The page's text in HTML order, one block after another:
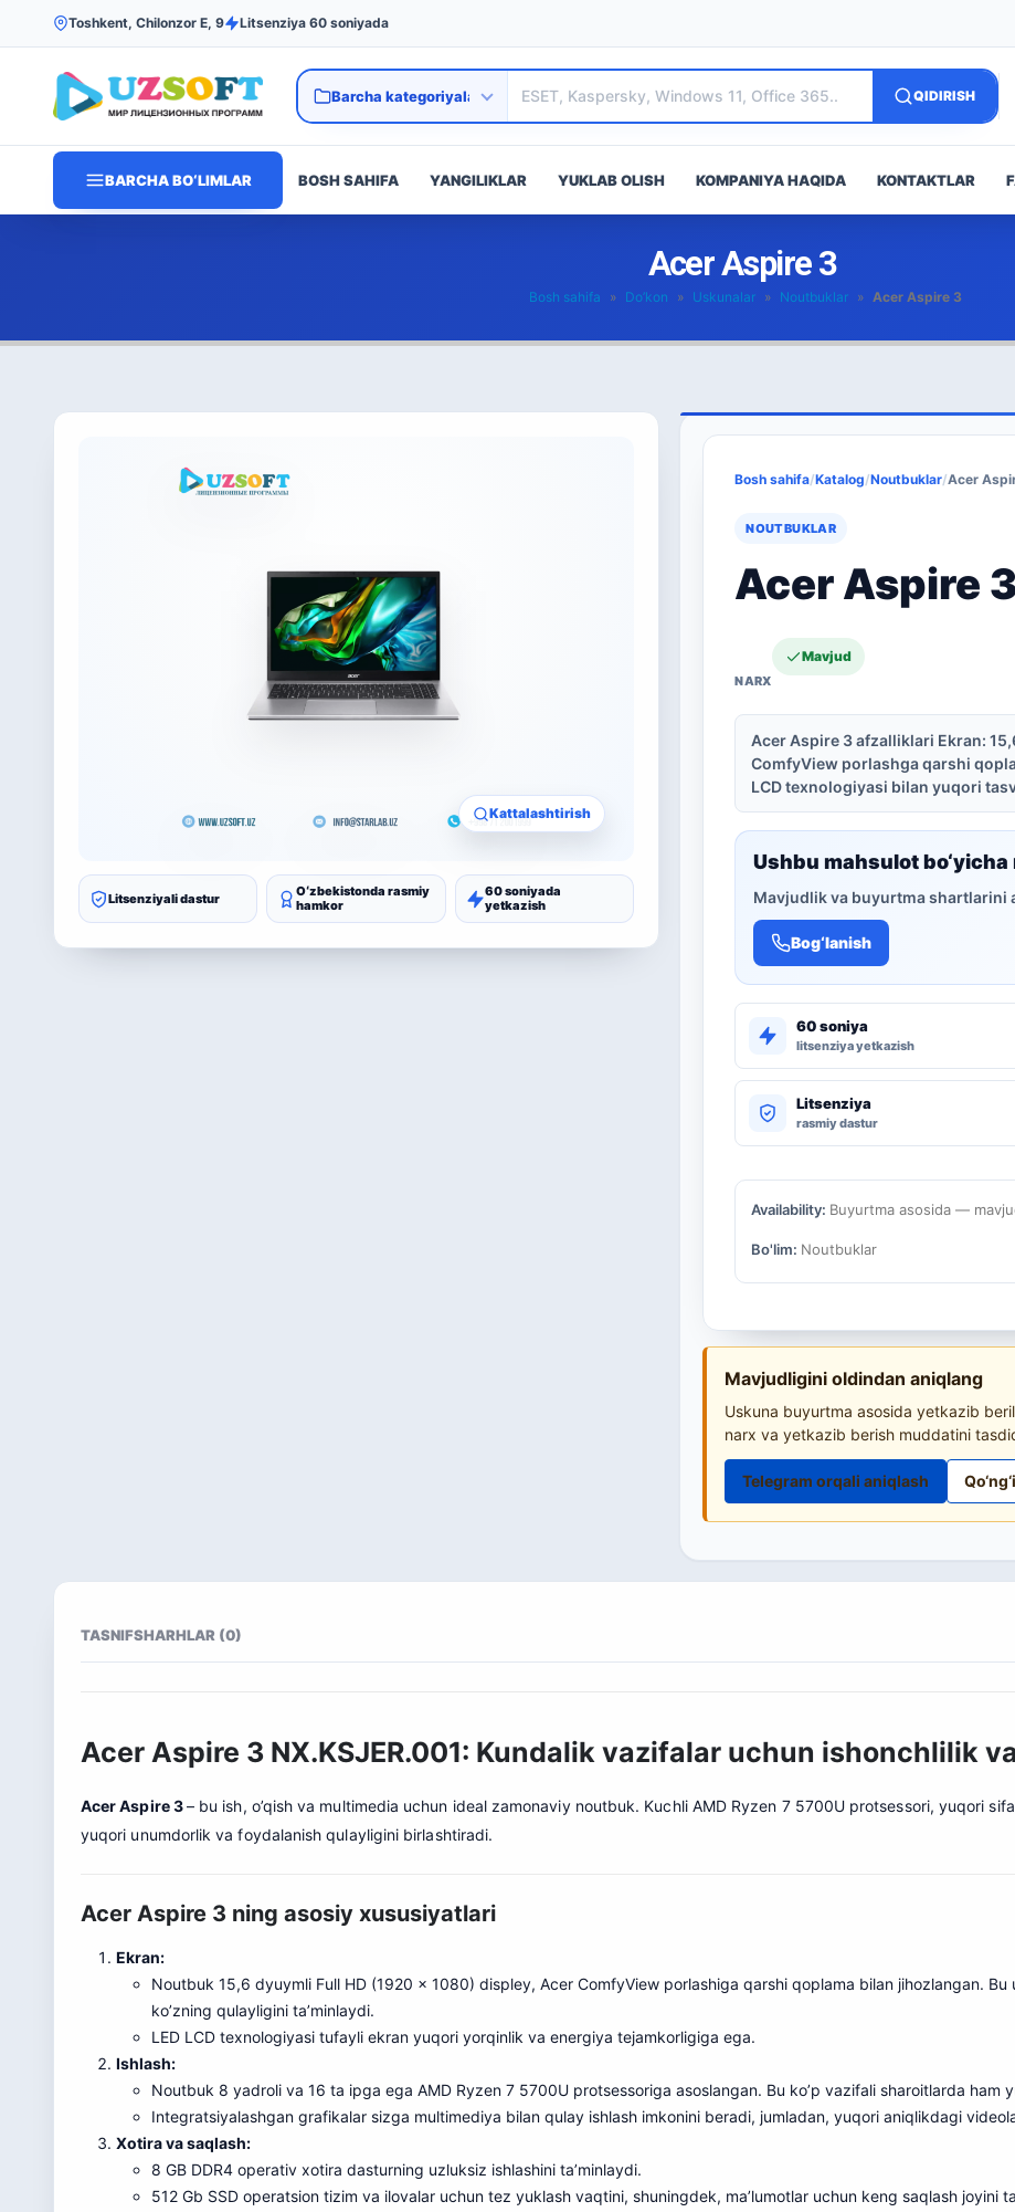
Toshkent, Chilonzor E, 9 Litsenziya 60 soniyada
QIDIRISH
BARCHA BO‘LIMLAR BOSH SAHIFA YANGILIKLAR YUKLAB OLISH KOMPANIYA HAQIDA KONTAKTLAR
Acer Aspire 3
Bosh sahifa » Do’kon » Uskunalar » Noutbuklar » Acer Aspire 3
Kattalashtirish
Litsenziyali dastur
Oʻzbekistonda rasmiy
hamkor
60 soniyada
yetkazish
Bosh sahifa/Katalog/Noutbuklar/Acer
NOUTBUKLAR
Acer Aspire 3
Mavjud
Acer Aspire 3 afzalliklari Ekran:
ComfyView porlashga qarshi
LCD texnologiyasi bilan yuqori
Ushbu mahsulot
Mavjudlik va buyurtma shartlarini
Bog‘lanish
60 soniya
litsenziya yetkazish
Litsenziya
rasmiy dastur
Availability: Buyurtma asosida —
Bo'lim: Noutbuklar
Mavjudligini oldindan aniqlang
Uskuna buyurtma asosida yetkazib
narx va yetkazib berish muddatini
Telegram orqali aniqlash
TASNIFSHARHLAR (0)
Acer Aspire 3 NX.KSJER.001: Kundalik vazifalar uchun ishonchlilik
Acer Aspire 3– bu ish, o’qish va multimedia uchun ideal zamonaviy noutbuk. Kuchli AMD Ryzen 7 5700U protsessori, yuqori
yuqori unumdorlik va foydalanish qulayligini birlashtiradi.
Acer Aspire 3 ning asosiy xususiyatlari
Ekran:
Noutbuk 15,6 dyuymli Full HD (1920 x 1080) displey, Acer ComfyView porlashiga qarshi qoplama bilan jihozlangan.
ko’zning qulayligini ta’minlaydi.
LED LCD texnologiyasi tufayli ekran yuqori yorqinlik va energiya tejamkorligiga ega.
Ishlash:
Noutbuk 8 yadroli va 16 ta ipga ega AMD Ryzen 7 5700U protsessoriga asoslangan. Bu ko’p vazifali sharoitlarda ham
Integratsiyalashgan grafikalar sizga multimediya bilan qulay ishlash imkonini beradi, jumladan, yuqori aniqlikdagi
Xotira va saqlash:
8 GB DDR4 operativ xotira dasturning uzluksiz ishlashini ta’minlaydi.
512 Gb SSD operatsion tizim va ilovalar uchun tez yuklash vaqtini, shuningdek, ma’lumotlar uchun keng saqlash joyini